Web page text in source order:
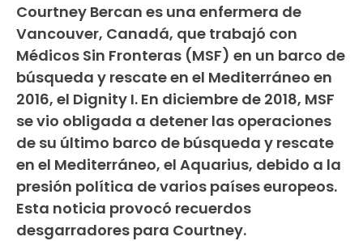
Courtney Bercan es una enfermera de
Vancouver, Canadá, que trabajó con
Médicos Sin Fronteras (MSF) en un barco de
búsqueda y rescate en el Mediterráneo en
2016, el Dignity I. En diciembre de 2018, MSF
se vio obligada a detener las operaciones
de su último barco de búsqueda y rescate
en el Mediterráneo, el Aquarius, debido a la
presión política de varios países europeos.
Esta noticia provocó recuerdos
desgarradores para Courtney.